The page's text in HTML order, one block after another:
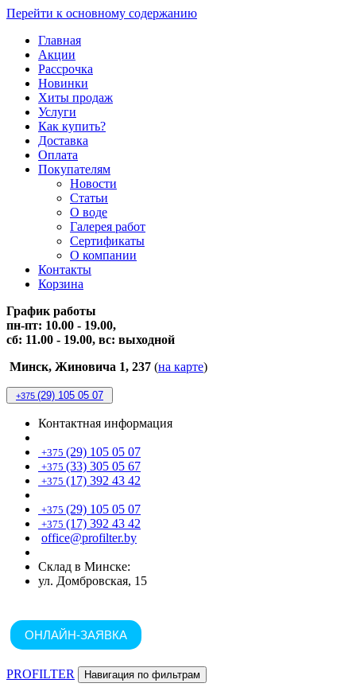
Перейти к основному содержанию
Главная
Акции
Рассрочка
Новинки
Хиты продаж
Услуги
Как купить?
Доставка
Оплата
Покупателям
Новости
Статьи
О воде
Галерея работ
Сертификаты
О компании
Контакты
Корзина
График работы
пн-пт: 10.00 - 19.00,
сб: 11.00 - 19.00, вс: выходной
Минск, Жиновича 1, 237 (на карте)
+375 (29) 105 05 07
Контактная информация
+375 (29) 105 05 07
+375 (33) 305 05 67
+375 (17) 392 43 42
+375 (29) 105 05 07
+375 (17) 392 43 42
office@profilter.by
Склад в Минске:
ул. Домбровская, 15
ОНЛАЙН-ЗАЯВКА
PROFILTER Навигация по фильтрам